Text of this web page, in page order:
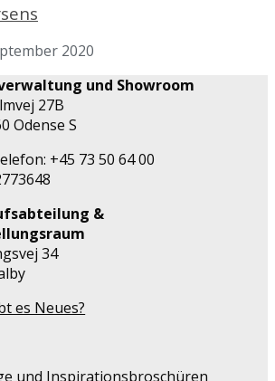
2020
und Showroom
27B
Odense S
+45 73 50 64 00
&
34
es Neues?
und Inspirationsbroschüren